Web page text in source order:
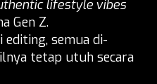
lifestyle vibes
Gen Z.
editing, semua di-
tetap utuh secara